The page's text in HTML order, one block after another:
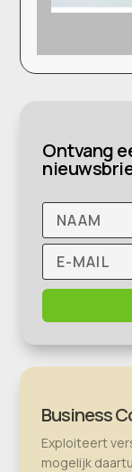
Ontvang
Business
Exploiteert
mogelijk